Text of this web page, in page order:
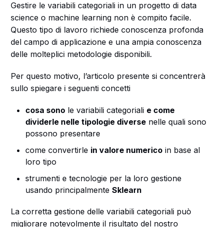
Gestire le variabili categoriali in un progetto di data
science o machine learning non è compito facile.
Questo tipo di lavoro richiede conoscenza profonda
del campo di applicazione e una ampia conoscenza
delle molteplici metodologie disponibili.
Per questo motivo, l’articolo presente si concentrerà
sullo spiegare i seguenti concetti
cosa sono le variabili categoriali e come
dividerle nelle tipologie diverse nelle quali sono
possono presentare
come convertirle in valore numerico in base al
loro tipo
strumenti e tecnologie per la loro gestione
usando principalmenteSklearn
La corretta gestione delle variabili categoriali può
migliorare notevolmente il risultato del nostro